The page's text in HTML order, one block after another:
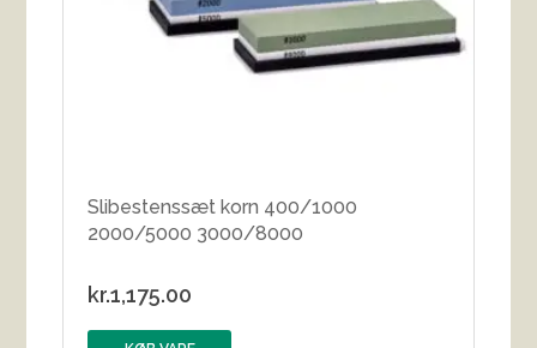
Slibestenssæt korn 400/1000
2000/5000 3000/8000
kr.1,175.00